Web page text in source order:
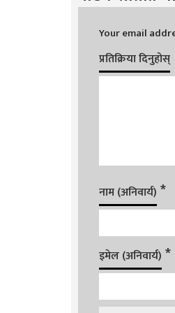
Your email
प्रतिक्रिया दिनुहोस्
नाम (अनिवार्य) *
इमेल (अनिवार्य) *